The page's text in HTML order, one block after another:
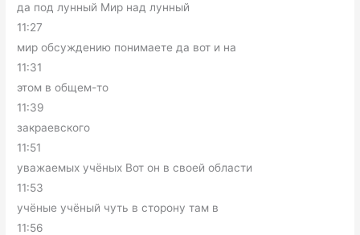
да под лунный Мир над лунный
11:27
мир обсуждению понимаете да вот и на
11:31
этом в общем-то
11:39
закраевского
11:51
уважаемых учёных Вот он в своей области
11:53
учёные учёный чуть в сторону там в
11:56